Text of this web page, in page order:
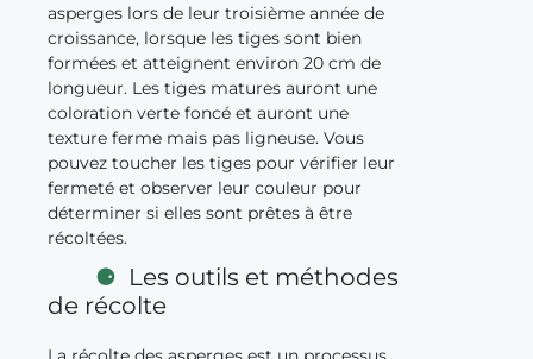
asperges lors de leur troisième année de
croissance, lorsque les tiges sont bien
formées et atteignent environ 20 cm de
longueur. Les tiges matures auront une
coloration verte foncé et auront une
texture ferme mais pas ligneuse. Vous
pouvez toucher les tiges pour vérifier leur
fermeté et observer leur couleur pour
déterminer si elles sont prêtes à être
récoltées.
Les outils et méthodes
de récolte